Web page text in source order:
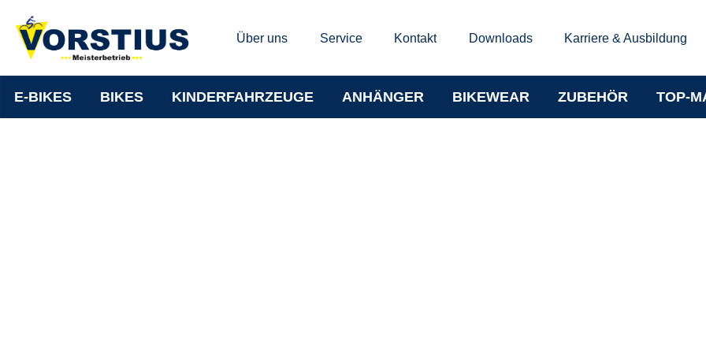
Über uns Service Kontakt Downloads Karriere & Ausbildung
E-BIKES BIKES KINDERFAHRZEUGE ANHÄNGER BIKEWEAR ZUBEHÖR TOP-